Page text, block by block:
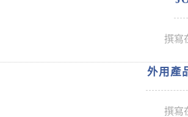
撰寫
外用產
撰寫